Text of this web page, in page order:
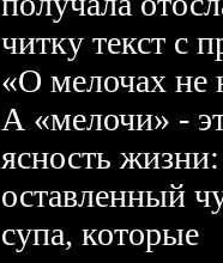
читку текст с
«О мелочах не
А «мелочи» -
ясность жизни:
оставленный
супа, которые